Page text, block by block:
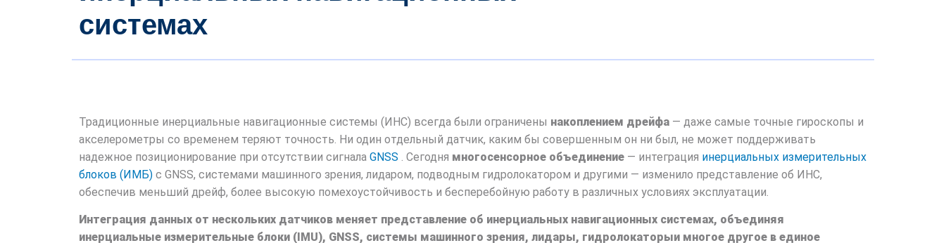
системах
Традиционные инерциальные навигационные системы (ИНС) всегда были ограничены накоплением дрейфа — даже самые точные гироскопы и
акселерометры со временем теряют точность. Ни один отдельный датчик, каким бы совершенным он ни был, не может поддерживать
надежное позиционирование при отсутствии сигнала GNSS . Сегодня многосенсорное объединение — интеграция инерциальных измерительных
блоков (ИМБ) с GNSS, системами машинного зрения, лидаром, подводным гидролокатором и другими — изменило представление об ИНС,
обеспечив меньший дрейф, более высокую помехоустойчивость и бесперебойную работу в различных условиях эксплуатации.
Интеграция данных от нескольких датчиков меняет представление об инерциальных навигационных системах, объединяя
инерциальные измерительные блоки (IMU), GNSS, системы машинного зрения, лидары, гидролокаторыи многое другое в единое